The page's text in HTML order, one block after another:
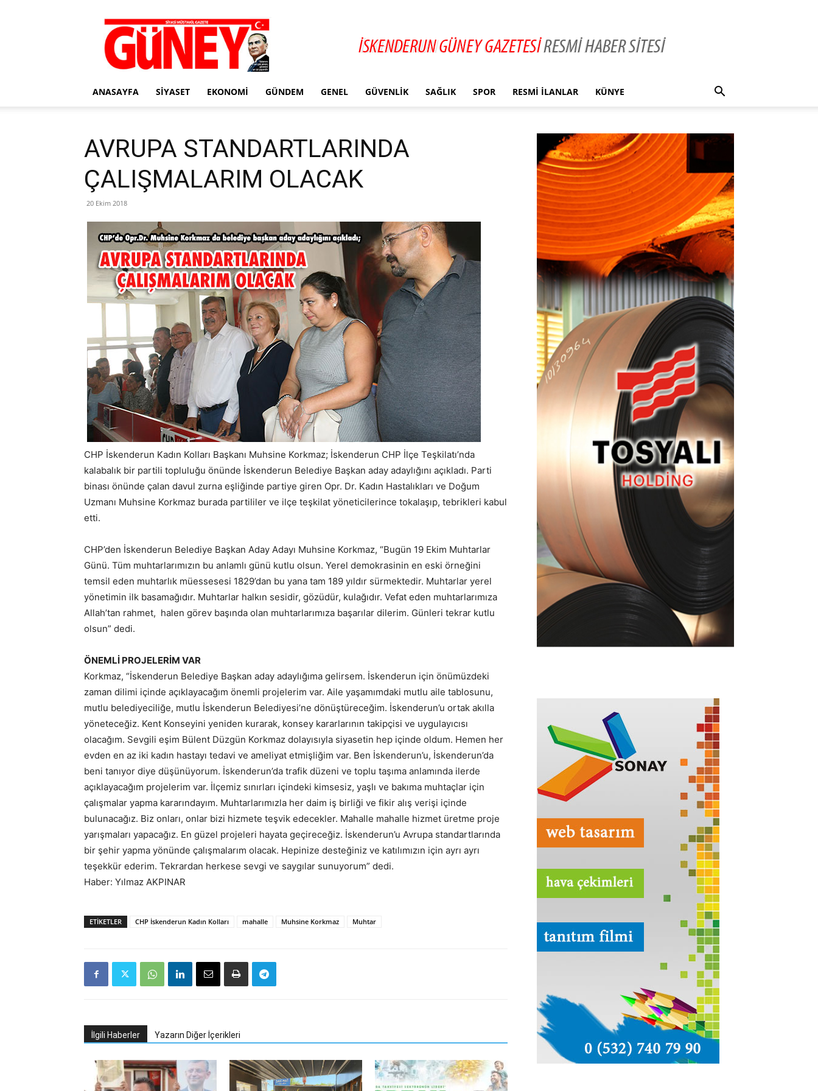
Gazete
Güney
ANASAYFA SIYASET EKONOMI GÜNDEM GENEL GÜVENLIK SAĞLIK SPOR RESMI İLANLAR KÜNYE
AVRUPA STANDARTLARINDA
ÇALIŞMALARIM OLACAK
20 Ekim 2018
CHP İskenderun Kadın Kolları Başkanı Muhsine Korkmaz; İskenderun CHP İlçe Teşkilatı’nda
kalabalık bir partili topluluğu önünde İskenderun Belediye Başkan aday adaylığını açıkladı. Parti
binası önünde çalan davul zurna eşliğinde partiye giren Opr. Dr. Kadın Hastalıkları ve Doğum
Uzmanı Muhsine Korkmaz burada partililer ve ilçe teşkilat yöneticilerince tokalaşıp, tebrikleri kabul
etti.
CHP’den İskenderun Belediye Başkan Aday Adayı Muhsine Korkmaz, “Bugün 19 Ekim Muhtarlar
Günü. Tüm muhtarlarımızın bu anlamlı günü kutlu olsun. Yerel demokrasinin en eski örneğini
temsil eden muhtarlık müessesesi 1829’dan bu yana tam 189 yıldır sürmektedir. Muhtarlar yerel
yönetimin ilk basamağıdır. Muhtarlar halkın sesidir, gözüdür, kulağıdır. Vefat eden muhtarlarımıza
Allah’tan rahmet, halen görev başında olan muhtarlarımıza başarılar dilerim. Günleri tekrar kutlu
olsun” dedi.
ÖNEMLİ PROJELERİM VAR
Korkmaz, “İskenderun Belediye Başkan aday adaylığıma gelirsem. İskenderun için önümüzdeki
zaman dilimi içinde açıklayacağım önemli projelerim var. Aile yaşamımdaki mutlu aile tablosunu,
mutlu belediyeciliğe, mutlu İskenderun Belediyesi’ne dönüştüreceğim. İskenderun’u ortak akılla
yöneteceğiz. Kent Konseyini yeniden kurarak, konsey kararlarının takipçisi ve uygulayıcısı
olacağım. Sevgili eşim Bülent Düzgün Korkmaz dolayısıyla siyasetin hep içinde oldum. Hemen her
evden en az iki kadın hastayı tedavi ve ameliyat etmişliğim var. Ben İskenderun’u, İskenderun’da
beni tanıyor diye düşünüyorum. İskenderun’da trafik düzeni ve toplu taşıma anlamında ilerde
açıklayacağım projelerim var. İlçemiz sınırları içindeki kimsesiz, yaşlı ve bakıma muhtaçlar için
çalışmalar yapma kararındayım. Muhtarlarımızla her daim iş birliği ve fikir alış verişi içinde
bulunacağız. Biz onları, onlar bizi hizmete teşvik edecekler. Mahalle mahalle hizmet üretme proje
yarışmaları yapacağız. En güzel projeleri hayata geçireceğiz. İskenderun’u Avrupa standartlarında
bir şehir yapma yönünde çalışmalarım olacak. Hepinize desteğiniz ve katılımızın için ayrı ayrı
teşekkür ederim. Tekrardan herkese sevgi ve saygılar sunuyorum” dedi.
Haber: Yılmaz AKPINAR
ETIKETLER CHP İskenderun Kadın Kolları mahalle Muhsine Korkmaz Muhtar
İlgili Haberler Yazarın Diğer İçerikleri